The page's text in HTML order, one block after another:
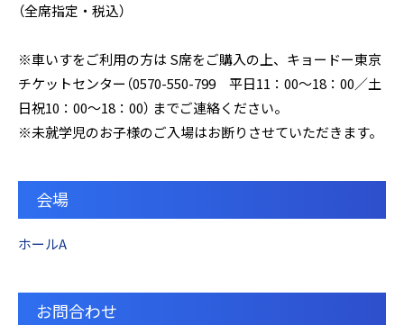
（全席指定・税込）
※車いすをご利用の方は S席をご購入の上、キョードー東京
チケットセンター（0570-550-799 平日11：00～18：00／土
日祝10：00～18：00） までご連絡ください。
※未就学児のお子様のご入場はお断りさせていただきます。
会場
ホールA
お問合わせ